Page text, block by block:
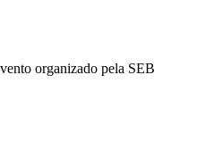
organizado pela SEB